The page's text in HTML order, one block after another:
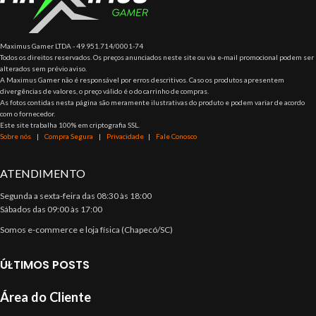
Maximus Gamer LTDA - 49.951.714/0001-74
Todos os direitos reservados. Os preços anunciados neste site ou via e-mail promocional podem ser
alterados sem prévio aviso.
A Maximus Gamer não é responsável por erros descritivos. Caso os produtos apresentem
divergências de valores, o preço válido é o do carrinho de compras.
As fotos contidas nesta página são meramente ilustrativas do produto e podem variar de acordo
com o fornecedor.
Este site trabalha 100% em criptografia SSL.
Sobre nós | Compra Segura | Privacidade | Fale Conosco
ATENDIMENTO
Segunda a sexta-feira das 08:30 às 18:00
Sábados das 09:00 às 17:00
Somos e-commerce e loja física (Chapecó/SC)
ÚLTIMOS POSTS
Área do Cliente